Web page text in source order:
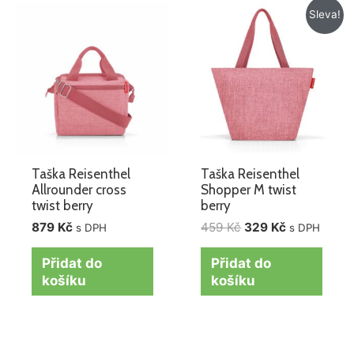
Taška Reisenthel
Allrounder cross
twist berry
879 Kč s DPH
Přidat do
košíku
Sleva!
Taška Reisenthel
Shopper M twist
berry
459Kč
Původní
cena
byla:
459 Kč.
329 Kč
Aktuální
cena
329 Kč.
s DPH
Přidat do
košíku